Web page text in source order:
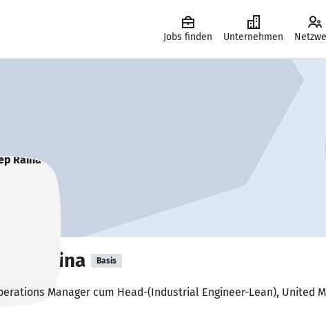
Jobs finden Unternehmen
Raina Basis
Manager cum Head-(Industrial Engineer-Lean), United